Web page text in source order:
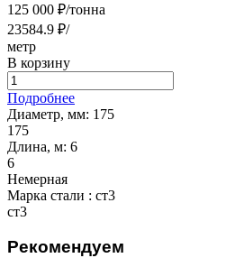
125 000 ₽/тонна
23584.9 ₽/
метр
В корзину
Подробнее
Диаметр, мм: 175
175
Длина, м: 6
6
Немерная
Марка стали : ст3
ст3
Рекомендуем